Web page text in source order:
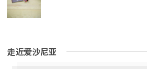
走近爱沙尼亚